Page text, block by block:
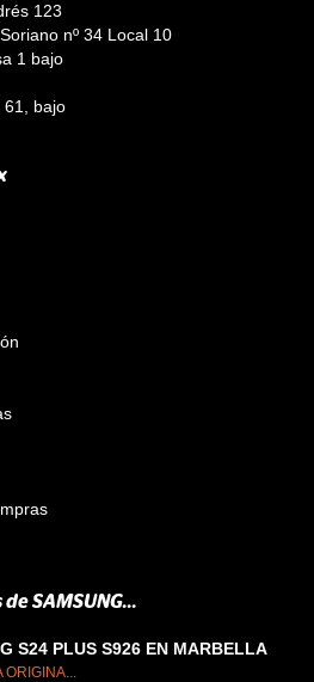
123
nº 34 Local 10
1 bajo
61, bajo
SAMSUNG...
S24 PLUS S926 EN MARBELLA
ORIGINA...